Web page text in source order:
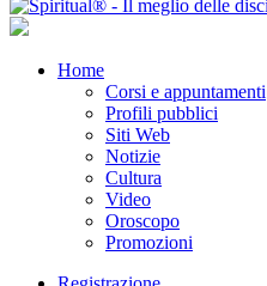
Home
Corsi e appuntamenti
Profili pubblici
Siti Web
Notizie
Cultura
Video
Oroscopo
Promozioni